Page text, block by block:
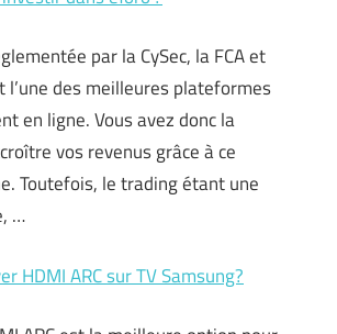
par la CySec, la FCA et
l’une des meilleures plateformes
en ligne. Vous avez donc la
vos revenus grâce à ce
Toutefois, le trading étant une
…
HDMI ARC sur TV Samsung?